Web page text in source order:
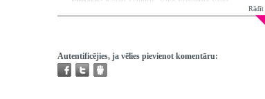
Producents:Ķenava Vija
Trešo pušu autortiesības:
Nav
Rādīt
Autentificējies, ja vēlies pievienot komentāru: